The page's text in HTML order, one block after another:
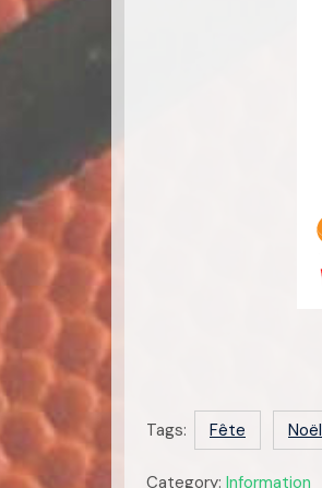
Tags: Fête Noël
Category: Information